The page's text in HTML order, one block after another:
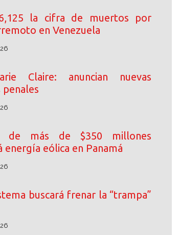
la cifra de muertos por
en Venezuela
Claire: anuncian nuevas
de más de $350 millones
energía eólica en Panamá
buscará frenar la “trampa”